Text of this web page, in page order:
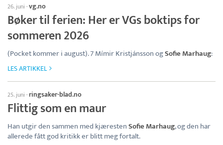
26. juni ·vg.no
Bøker til ferien: Her er VGs boktips for
sommeren 2026
(Pocket kommer i august). 7 Mímir Kristjánsson ogSofie Marhaug:
LES ARTIKKEL
25. juni · ringsaker-blad.no
Flittig som en maur
Han utgir den sammen med kjærestenSofie Marhaug, og den har
allerede fått god kritikk er blitt meg fortalt.